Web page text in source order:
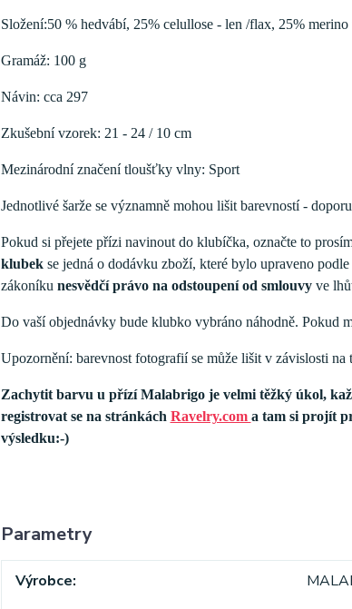
Složení:50 % hedvábí, 25% celullose - len /flax, 25% merino
Gramáž: 100 g
Návin: cca 297
Zkušební vzorek: 21 - 24 / 10 cm
Mezinárodní značení tloušťky vlny: Sport
Jednotlivé šarže se významně mohou lišit barevností -
Pokud si přejete přízi navinout do klubíčka, označte to
klubekse jedná o dodávku zboží, které bylo upraveno
zákoníku nesvědčí právo na odstoupení od smlouvyve
Do vaší objednávky bude klubko vybráno náhodně. Pokud
Upozornění: barevnost fotografií se může lišit v závislosti na
Zachytit barvu u přízí Malabrigo je velmi těžký úkol,
registrovat se na stránkách Ravelry.com a tam si projít
výsledku:-)
Parametry
Výrobce